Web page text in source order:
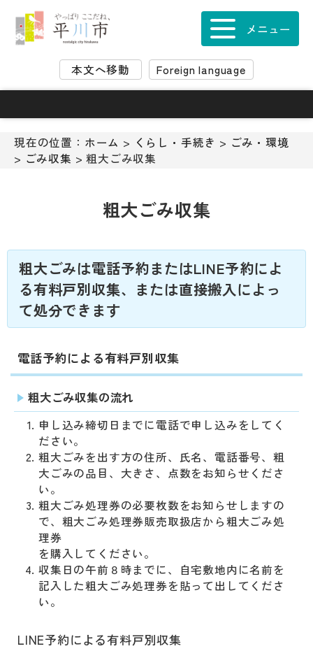
ョ
ス
本
す
ブ
本文へ移動 Foreign language
メニュー
現在の位置： ホーム > くらし・手続き > ごみ・環境
> ごみ収集 > 粗大ごみ収集
粗大ごみ収集
粗大ごみは電話予約またはLINE予約によ
る有料戸別収集、または直接搬入によっ
て処分できます
電話予約による有料戸別収集
粗大ごみ収集の流れ
申し込み締切日までに電話で申し込みをしてく
ださい。
粗大ごみを出す方の住所、氏名、電話番号、粗
大ごみの品目、大きさ、点数をお知らせくださ
い。
粗大ごみ処理券の必要枚数をお知らせしますの
で、粗大ごみ処理券販売取扱店から粗大ごみ処
理券
を購入してください。
収集日の午前８時までに、自宅敷地内に名前を
記入した粗大ごみ処理券を貼って出してくださ
い。
​LINE予約による有料戸別収集